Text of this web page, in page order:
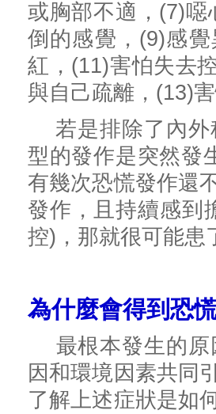
或胸部不適，(7)
倒的感覺，(9)感
紅，(11)害怕失去
與自己疏離，(13)
若是排除了內外
型的發作是突然發
有幾次恐慌發作還
發作，且持續感到
控)，那就很可能患
為什麼會得到恐
最根本發生的原
因和環境因素共同
了解上述症狀是如